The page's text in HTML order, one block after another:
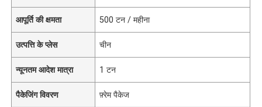
आपूर्ति की क्षमता 500 टन / महीना
उत्पत्ति के प्लेस चीन
न्यूनतम आदेश मात्रा 1 टन
पैकेजिंग विवरण फ़्रेम पैकेज